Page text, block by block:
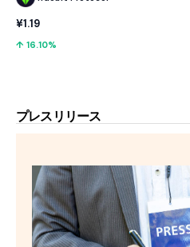
¥1.19
↑ 16.10%
プレスリリース